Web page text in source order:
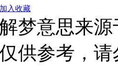
加入收藏
梦意思来
供参考，